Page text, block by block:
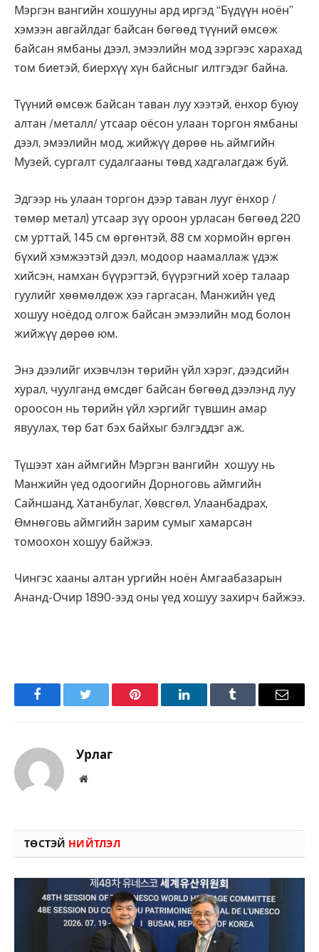
Мэргэн вангийн хошууны ард иргэд “Бүдүүн ноён”
хэмээн авгайлдаг байсан бөгөөд түүний өмсөж
байсан ямбаны дээл, эмээлийн мод зэргээс харахад
том биетэй, биерхүү хүн байсныг илтгэдэг байна.
Түүний өмсөж байсан таван луу хээтэй, ёнхор буюу
алтан /металл/ утсаар оёсон улаан торгон ямбаны
дээл, эмээлийн мод, жийжүү дөрөө нь аймгийн
Музей, сургалт судалгааны төвд хадгалагдаж буй.
Эдгээр нь улаан торгон дээр таван лууг ёнхор /
төмөр метал) утсаар зүү ороон урласан бөгөөд 220
см урттай, 145 см өргөнтэй, 88 см хормойн өргөн
бүхий хэмжээтэй дээл, модоор наамаллаж үдэж
хийсэн, намхан бүүрэгтэй, бүүрэгний хоёр талаар
гуулийг хөөмөлдөж хээ гаргасан, Манжийн үед
хошуу ноёдод олгож байсан эмээлийн мод болон
жийжүү дөрөө юм.
Энэ дээлийг ихэвчлэн төрийн үйл хэрэг, дээдсийн
хурал, чуулганд өмсдөг байсан бөгөөд дээлэнд луу
ороосон нь төрийн үйл хэргийг түвшин амар
явуулах, төр бат бэх байхыг бэлгэддэг аж.
Түшээт хан аймгийн Мэргэн вангийн хошуу нь
Манжийн үед одоогийн Дорноговь аймгийн
Сайншанд, Хатанбулаг, Хөвсгөл, Улаанбадрах,
Өмнөговь аймгийн зарим сумыг хамарсан
томоохон хошуу байжээ.
Чингэс хааны алтан ургийн ноён Амгаабазарын
Ананд-Очир 1890-ээд оны үед хошуу захирч байжээ.
FacebookTwitter Pinterest LinkedInTumblr Имэйл
Урлаг
Вэбсайт
ТӨСТЭЙ НИЙТЛЭЛ